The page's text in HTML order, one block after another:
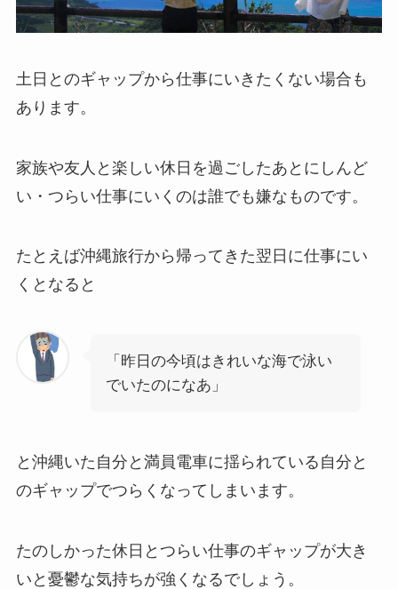
土日とのギャップから仕事にいきたくない場合も
あります。
家族や友人と楽しい休日を過ごしたあとにしんど
い・つらい仕事にいくのは誰でも嫌なものです。
たとえば沖縄旅行から帰ってきた翌日に仕事にい
くとなると
「昨日の今頃はきれいな海で泳い
でいたのになあ」
と沖縄いた自分と満員電車に揺られている自分と
のギャップでつらくなってしまいます。
たのしかった休日とつらい仕事のギャップが大き
いと憂鬱な気持ちが強くなるでしょう。